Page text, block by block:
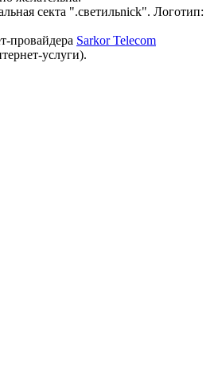
секта ".светильnick". Логотип:
провайдера Sarkor Telecom
услуги).